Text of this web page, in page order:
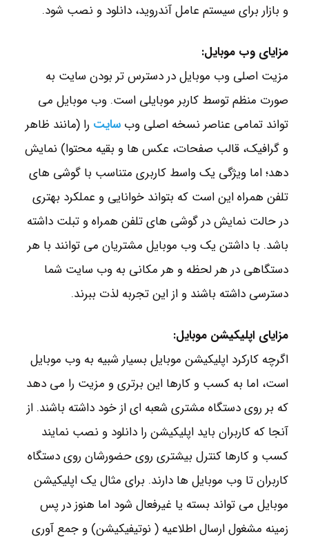
و بازار برای سیستم عامل آندروید، دانلود و نصب شود.
مزایای وب موبایل:
مزیت اصلی وب موبایل در دسترس تر بودن سایت به
صورت منظم توسط کاربر موبایلی است. وب موبایل می
تواند تمامی عناصر نسخه اصلی وب سایت را (مانند ظاهر
و گرافیک، قالب صفحات، عکس ها و بقیه محتوا) نمایش
دهد؛ اما ویژگی یک واسط کاربری متناسب با گوشی های
تلفن همراه این است که بتواند خوانایی و عملکرد بهتری
در حالت نمایش در گوشی های تلفن همراه و تبلت داشته
باشد. با داشتن یک وب موبایل مشتریان می توانند با هر
دستگاهی در هر لحظه و هر مکانی به وب سایت شما
دسترسی داشته باشند و از این تجربه لذت ببرند.
مزایای اپلیکیشن موبایل:
اگرچه کارکرد اپلیکیشن موبایل بسیار شبیه به وب موبایل
است، اما به کسب و کارها این برتری و مزیت را می دهد
که بر روی دستگاه مشتری شعبه ای از خود داشته باشند. از
آنجا که کاربران باید اپلیکیشن را دانلود و نصب نمایند
کسب و کارها کنترل بیشتری روی حضورشان روی دستگاه
کاربران تا وب موبایل ها دارند. برای مثال یک اپلیکیشن
موبایل می تواند بسته یا غیرفعال شود اما هنوز در پس
زمینه مشغول ارسال اطلاعیه ( نوتیفیکیشن) و جمع آوری